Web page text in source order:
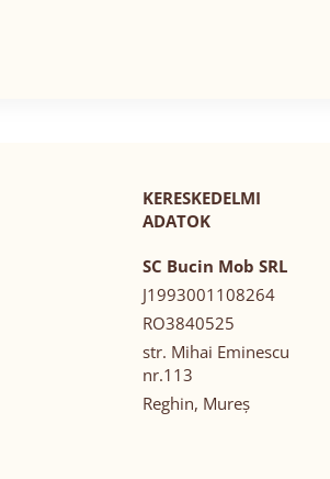
KERESKEDELMI
ADATOK
SC Bucin Mob SRL
J1993001108264
RO3840525
str. Mihai Eminescu
nr.113
Reghin, Mureș